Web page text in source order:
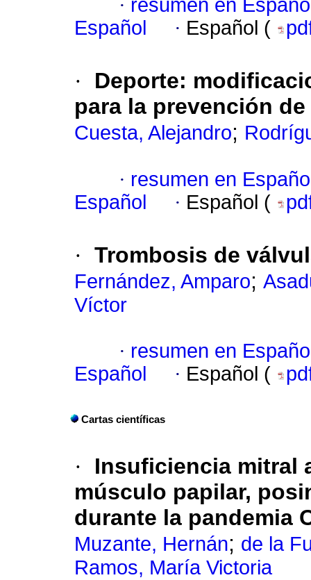
· resumen en
Español
· Español (
·
Deporte:
para la prevención
Cuesta, Alejandro;
· resumen en
Español
· Español (
· Trombosis de
Fernández, Amparo;
Víctor
· resumen en
Español
· Español (
Cartas científicas
·
Insuficiencia mitral
músculo papilar,
durante la pandemia
Muzante, Hernán; de la
Ramos, María Victoria